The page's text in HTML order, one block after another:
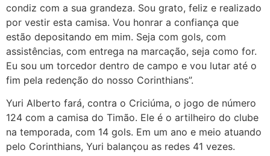
condiz com a sua grandeza. Sou grato, feliz e realizado
por vestir esta camisa. Vou honrar a confiança que
estão depositando em mim. Seja com gols, com
assistências, com entrega na marcação, seja como for.
Eu sou um torcedor dentro de campo e vou lutar até o
fim pela redenção do nosso Corinthians”.
Yuri Alberto fará, contra o Criciúma, o jogo de número
124 com a camisa do Timão. Ele é o artilheiro do clube
na temporada, com 14 gols. Em um ano e meio atuando
pelo Corinthians, Yuri balançou as redes 41 vezes.